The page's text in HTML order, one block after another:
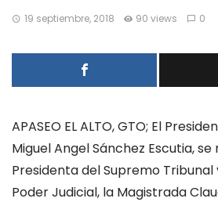
19 septiembre, 2018 90 views 0
APASEO EL ALTO, GTO; El
Miguel Angel Sánchez Escutia,
Presidenta del Supremo Tribunal
Poder Judicial, la Magistrada